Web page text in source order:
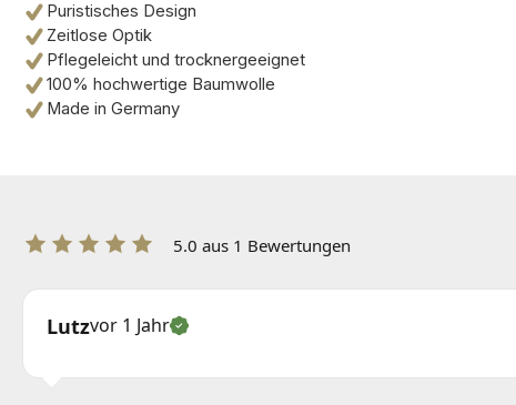
Puristisches Design
Zeitlose Optik
Pflegeleicht und trocknergeeignet
100% hochwertige Baumwolle
Made in Germany
5.0 aus 1 Bewertungen
Lutzvor 1 Jahr